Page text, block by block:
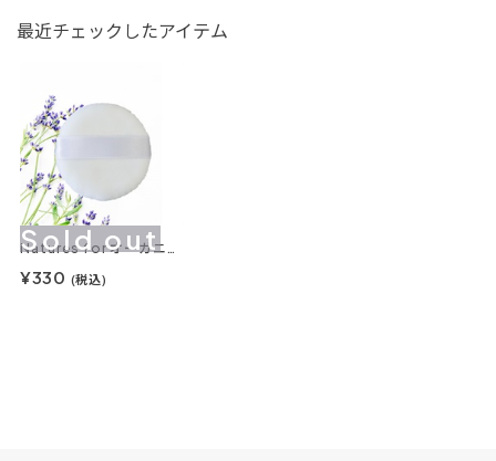
最近チェックしたアイテム
Sold out Natures for オーガニックシルキーパウダー用パフ
¥330 (税込)